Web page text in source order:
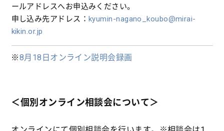
ールアドレスへお申込みください。
申し込み先アドレス： kyumin-nagano_koubo@mirai-
kikin.or.jp
※8月18日オンライン説明会録画
＜個別オンライン相談会について＞